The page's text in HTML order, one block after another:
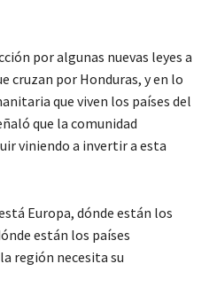
por algunas nuevas leyes a
cruzan por Honduras, y en lo
que viven los países del
que la comunidad
viniendo a invertir a esta
Europa, dónde están los
están los países
región necesita su